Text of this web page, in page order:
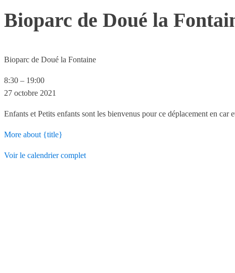
Bioparc de Doué la
Bioparc de Doué la Fontaine
8:30 – 19:00
27 octobre 2021
Enfants et Petits enfants sont les bienvenus pour ce déplacement en
More about {title}
Voir le calendrier complet